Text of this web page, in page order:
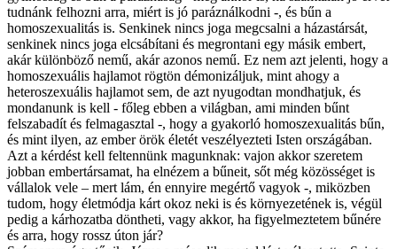
tudnánk felhozni arra, miért is jó paráználkodni -, és bűn a
homoszexualitás is. Senkinek nincs joga megcsalni a házastársát,
senkinek nincs joga elcsábítani és megrontani egy másik embert,
akár különböző nemű, akár azonos nemű. Ez nem azt jelenti, hogy a
homoszexuális hajlamot rögtön démonizáljuk, mint ahogy a
heteroszexuális hajlamot sem, de azt nyugodtan mondhatjuk, és
mondanunk is kell - főleg ebben a világban, ami minden bűnt
felszabadít és felmagasztal -, hogy a gyakorló homoszexualitás bűn,
és mint ilyen, az ember örök életét veszélyezteti Isten országában.
Azt a kérdést kell feltennünk magunknak: vajon akkor szeretem
jobban embertársamat, ha elnézem a bűneit, sőt még közösséget is
vállalok vele – mert lám, én ennyire megértő vagyok -, miközben
tudom, hogy életmódja kárt okoz neki is és környezetének is, végül
pedig a kárhozatba döntheti, vagy akkor, ha figyelmeztetem bűnére
és arra, hogy rossz úton jár?